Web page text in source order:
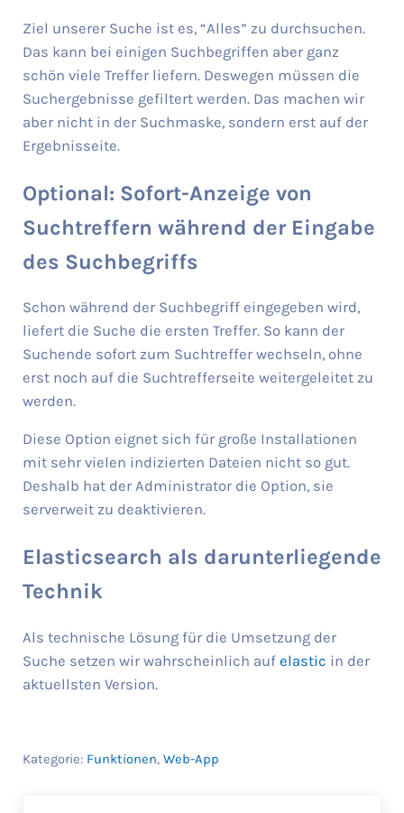
Ziel unserer Suche ist es, “Alles” zu durchsuchen.
Das kann bei einigen Suchbegriffen aber ganz
schön viele Treffer liefern. Deswegen müssen die
Suchergebnisse gefiltert werden. Das machen wir
aber nicht in der Suchmaske, sondern erst auf der
Ergebnisseite.
Optional: Sofort-Anzeige von
Suchtreffern während der Eingabe
des Suchbegriffs
Schon während der Suchbegriff eingegeben wird,
liefert die Suche die ersten Treffer. So kann der
Suchende sofort zum Suchtreffer wechseln, ohne
erst noch auf die Suchtrefferseite weitergeleitet zu
werden.
Diese Option eignet sich für große Installationen
mit sehr vielen indizierten Dateien nicht so gut.
Deshalb hat der Administrator die Option, sie
serverweit zu deaktivieren.
Elasticsearch als darunterliegende
Technik
Als technische Lösung für die Umsetzung der
Suche setzen wir wahrscheinlich auf elastic in der
aktuellsten Version.
Kategorie: Funktionen, Web-App